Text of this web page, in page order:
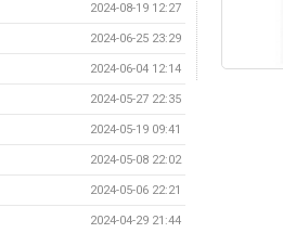
2024-08-19 12:27
2024-06-25 23:29
2024-06-04 12:14
2024-05-27 22:35
2024-05-19 09:41
2024-05-08 22:02
2024-05-06 22:21
2024-04-29 21:44